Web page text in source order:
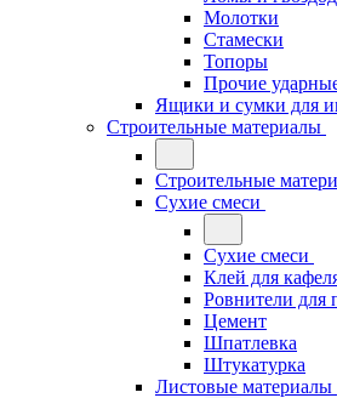
Молотки
Стамески
Топоры
Прочие
Ящики и сумки для
Строительные материалы
Строительные
Сухие смеси
Сухие смеси
Клей для
Ровнители для
Цемент
Шпатлевка
Штукатурка
Листовые материалы